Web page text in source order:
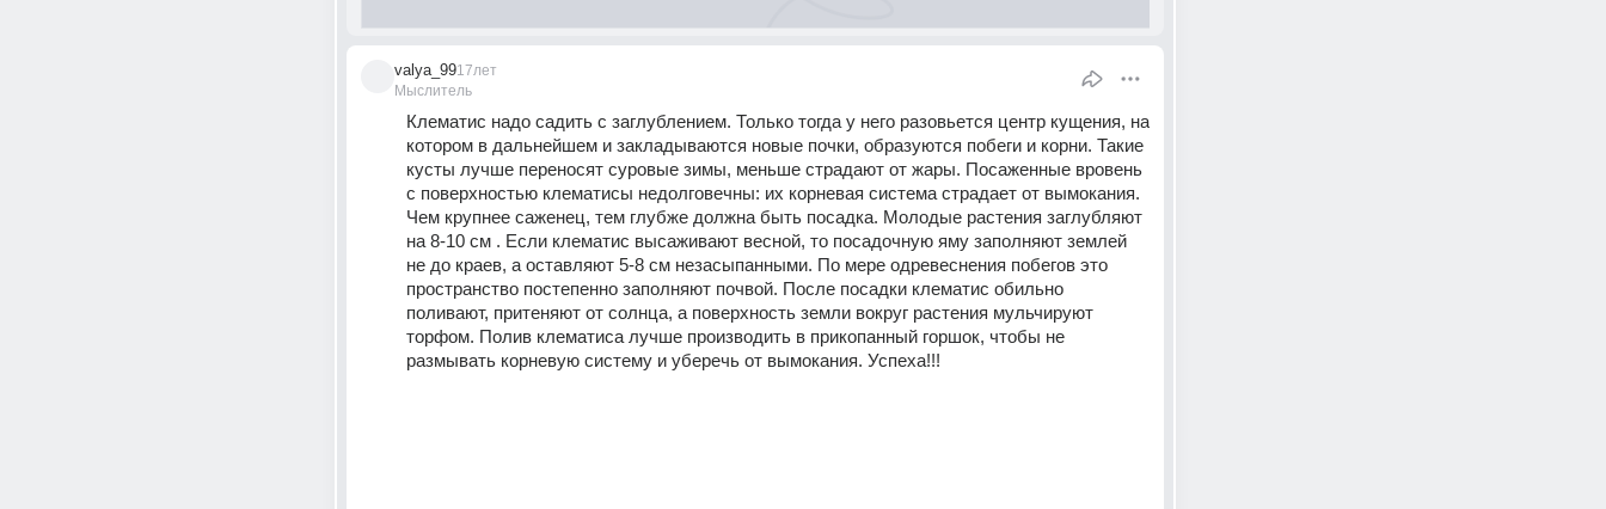
valya_99
Мыслитель
17лет
Клематис надо садить с заглублением. Только тогда у него разовьется центр кущения, на
котором в дальнейшем и закладываются новые почки, образуются побеги и корни. Такие
кусты лучше переносят суровые зимы, меньше страдают от жары. Посаженные вровень
с поверхностью клематисы недолговечны: их корневая система страдает от вымокания.
Чем крупнее саженец, тем глубже должна быть посадка. Молодые растения заглубляют
на 8-10 см . Если клематис высаживают весной, то посадочную яму заполняют землей
не до краев, а оставляют 5-8 см незасыпанными. По мере одревеснения побегов это
пространство постепенно заполняют почвой. После посадки клематис обильно
поливают, притеняют от солнца, а поверхность земли вокруг растения мульчируют
торфом. Полив клематиса лучше производить в прикопанный горшок, чтобы не
размывать корневую систему и уберечь от вымокания. Успеха!!!